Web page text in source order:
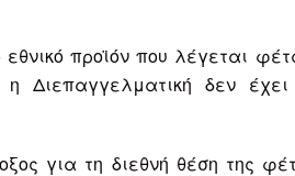
προϊόν που λέγεται
η Διεπαγγελματική δεν
για τη διεθνή θέση της